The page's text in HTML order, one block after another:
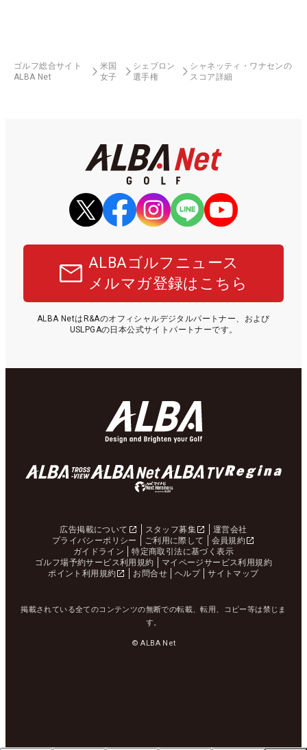
ゴルフ総合サイト
ALBA Net
米国
女子
シェブロン
選手権
シャネッティ・ワナセンの
スコア詳細
ALBAゴルフニュース
メルマガ登録はこちら
ALBA NetはR&Aのオフィシャルデジタルパートナー、および
USLPGAの日本公式サイトパートナーです。
広告掲載について スタッフ募集
運営会社
プライバシーポリシー
ご利用に際して
会員規約
ガイドライン
特定商取引法に基づく表示
ゴルフ場予約サービス利用規約
マイページサービス利用規約
ポイント利用規約
お問合せ ヘルプ サイトマップ
掲載されている全てのコンテンツの無断での転載、転用、コピー等は禁じま
す。
© ALBA Net